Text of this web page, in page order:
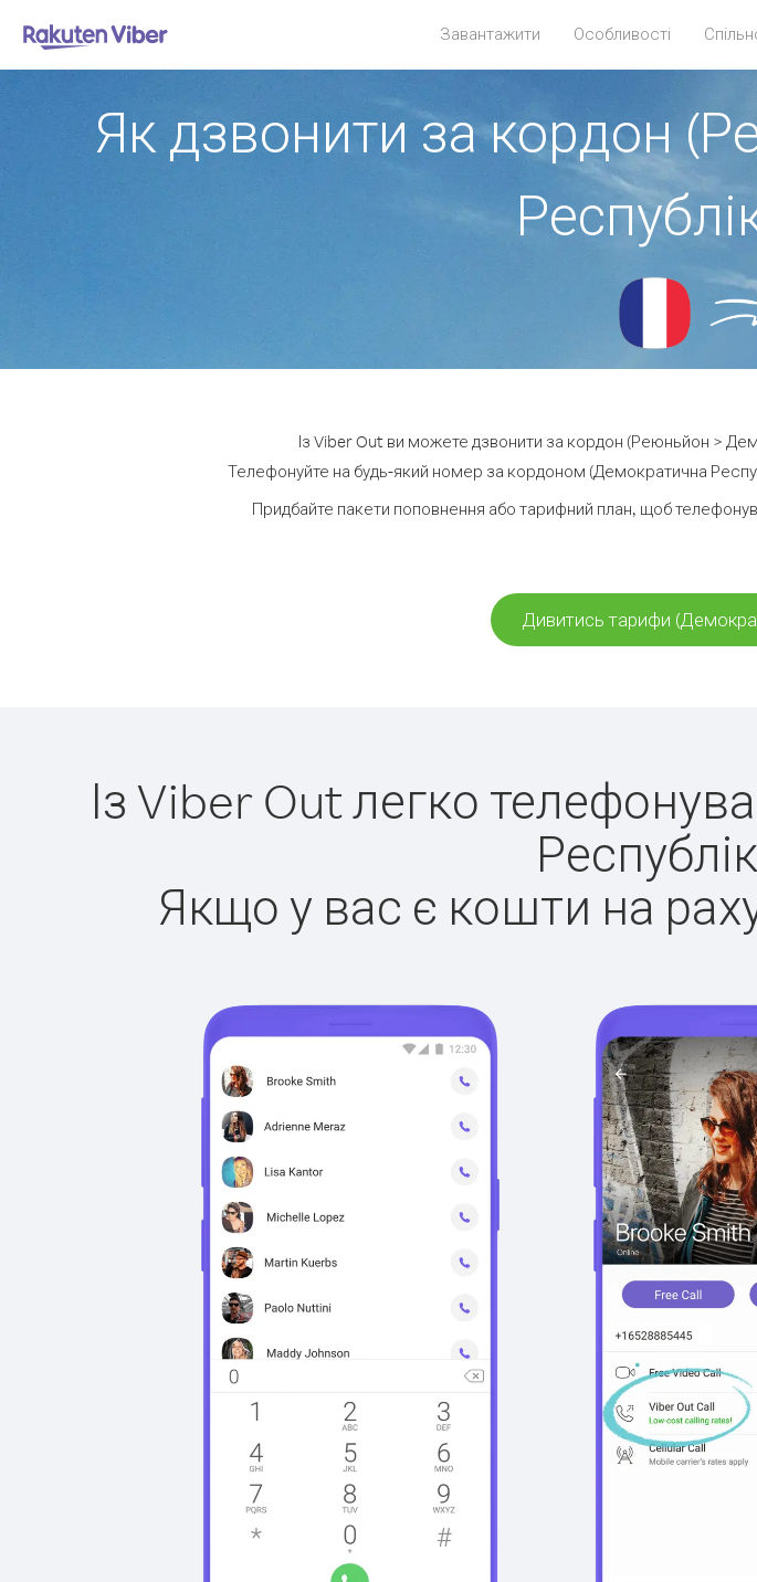
Завантажити Особливості
Як дзвонити за кордон
Із Viber Out ви можете дзвонити за кордон (Реюньйон >
Телефонуйте на будь-який номер за кордоном (Демократична
Придбайте пакети поповнення або тарифний план, щоб
Дивитись тарифи
Із Viber Out легко
Якщо у вас є кошти на